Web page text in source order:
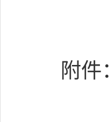
附件：